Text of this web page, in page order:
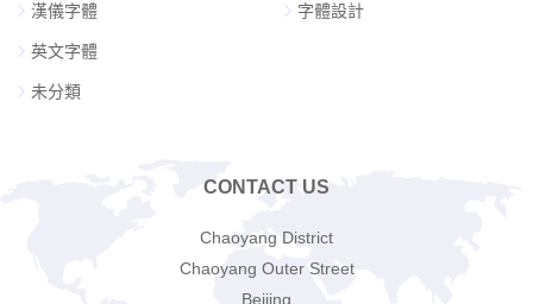
漢儀字體
英文字體
未分類
字體設計
CONTACT US
Chaoyang District
Chaoyang Outer Street
Beijing